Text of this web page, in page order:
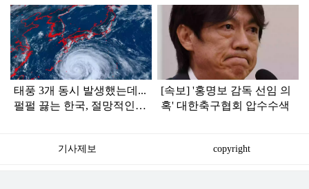
탑
라
인
태풍 3개 동시 발생했는데...
펄펄 끓는 한국, 절망적인
[속보] '홍명보 감독 선임 의
혹' 대한축구협회 압수수색
기사제보 copyright